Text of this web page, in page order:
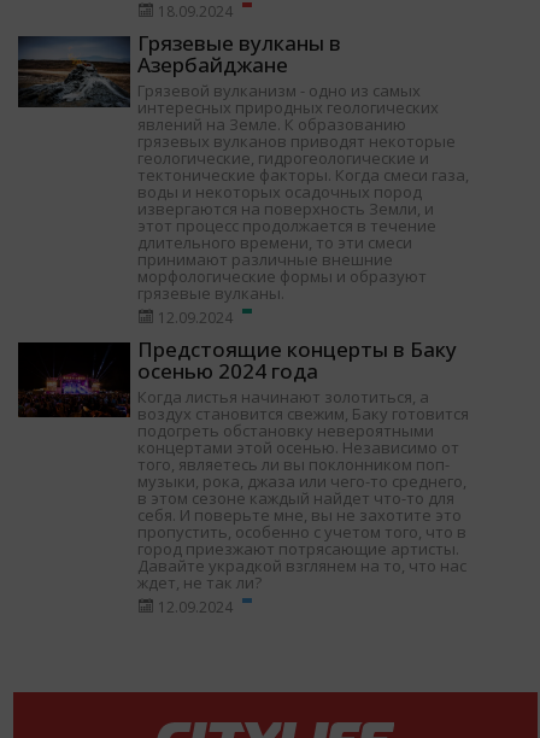
18.09.2024
Грязевые вулканы в
Азербайджане
Грязевой вулканизм - одно из самых
интересных природных геологических
явлений на Земле. К образованию
грязевых вулканов приводят некоторые
геологические, гидрогеологические и
тектонические факторы. Когда смеси газа,
воды и некоторых осадочных пород
извергаются на поверхность Земли, и
этот процесс продолжается в течение
длительного времени, то эти смеси
принимают различные внешние
морфологические формы и образуют
грязевые вулканы.
12.09.2024
Предстоящие концерты в Баку
осенью 2024 года
Когда листья начинают золотиться, а
воздух становится свежим, Баку готовится
подогреть обстановку невероятными
концертами этой осенью. Независимо от
того, являетесь ли вы поклонником поп-
музыки, рока, джаза или чего-то среднего,
в этом сезоне каждый найдет что-то для
себя. И поверьте мне, вы не захотите это
пропустить, особенно с учетом того, что в
город приезжают потрясающие артисты.
Давайте украдкой взглянем на то, что нас
ждет, не так ли?
12.09.2024